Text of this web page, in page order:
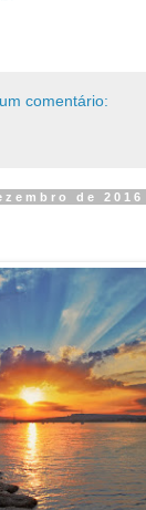
comentário:
de 2016